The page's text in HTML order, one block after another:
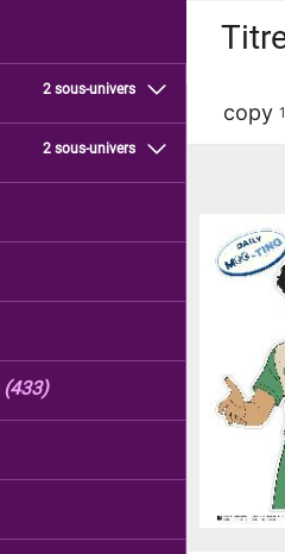
2 sous-univers
2 sous-univers
(433)
copy